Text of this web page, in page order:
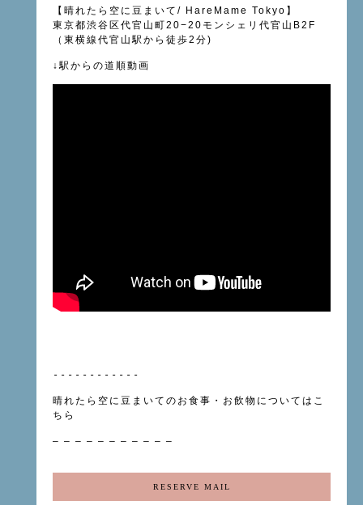
【晴れたら空に豆まいて / HareMame Tokyo 】
東京都渋谷区代官山町20−20 モンシェリ代官山 B2F
（東横線 代官山駅 から徒歩2 分)
↓駅からの道順動画
------------
晴れたら空に豆まいてのお食事・お飲物については こ
ちら
– – – – – – – – – – –
RESERVE MAIL